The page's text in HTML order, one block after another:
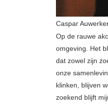
Caspar
Op de rauwe
omgeving. Het
dat zowel zijn
onze
klinken, blijven
zoekend blijft